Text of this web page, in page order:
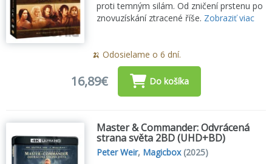
proti temným silám. Od zničení prstenu po
znovuzískání ztracené říše. Zobraziť viac
🍌 Odosielame o 6 dní.
16,89€ Do košíka
Master & Commander: Odvrácená
strana světa 2BD (UHD+BD)
Peter Weir, Magicbox(2025)